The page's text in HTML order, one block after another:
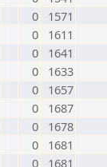
0
1571
0
1611
0
1641
0
1633
0
1657
0
1687
0
1678
0
1681
0
1681